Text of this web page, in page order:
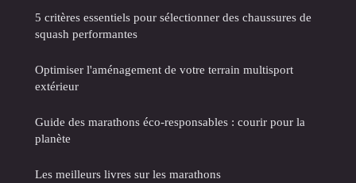
5 critères essentiels pour sélectionner des chaussures de
squash performantes
Optimiser l'aménagement de votre terrain multisport
extérieur
Guide des marathons éco-responsables : courir pour la
planète
Les meilleurs livres sur les marathons